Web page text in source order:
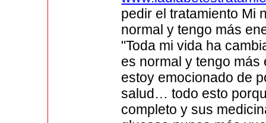
pedir el tratamiento Mi
normal y tengo más
"Toda mi vida ha
es normal y tengo
estoy emocionado de
salud… todo esto
completo y sus